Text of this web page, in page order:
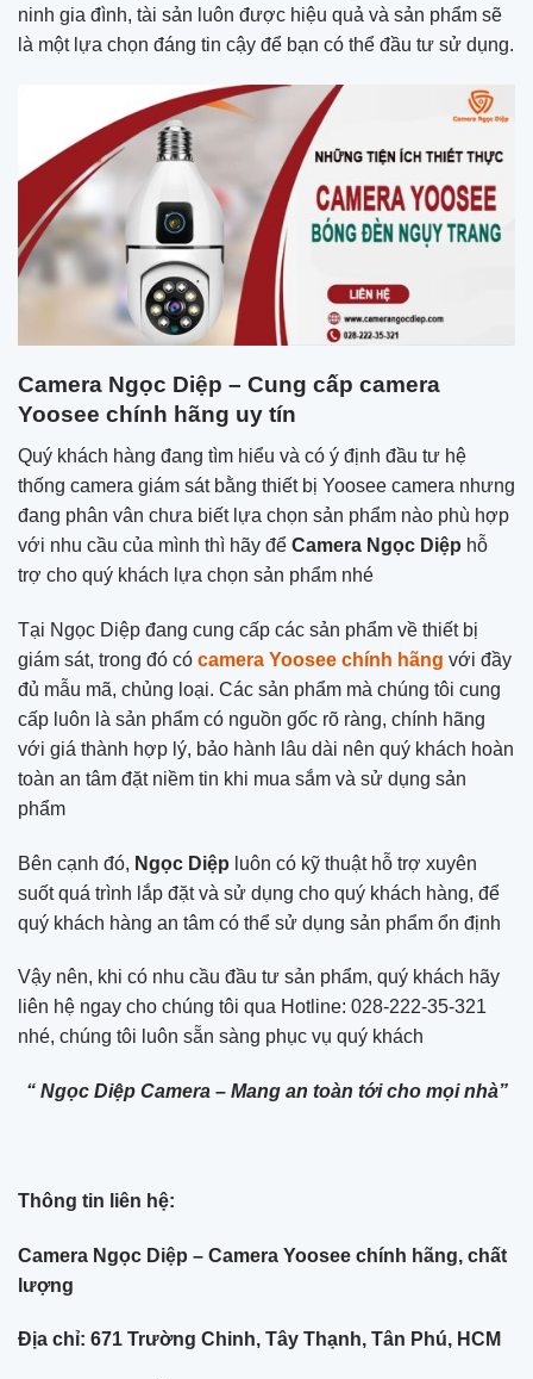
ninh gia đình, tài sản luôn được hiệu quả và sản phẩm sẽ
là một lựa chọn đáng tin cậy để bạn có thể đầu tư sử dụng.
Camera Ngọc Diệp – Cung cấp camera
Yoosee chính hãng uy tín
Quý khách hàng đang tìm hiểu và có ý định đầu tư hệ
thống camera giám sát bằng thiết bị Yoosee camera nhưng
đang phân vân chưa biết lựa chọn sản phẩm nào phù hợp
với nhu cầu của mình thì hãy để Camera Ngọc Diệp hỗ
trợ cho quý khách lựa chọn sản phẩm nhé
Tại Ngọc Diệp đang cung cấp các sản phẩm về thiết bị
giám sát, trong đó có camera Yoosee chính hãng với đầy
đủ mẫu mã, chủng loại. Các sản phẩm mà chúng tôi cung
cấp luôn là sản phẩm có nguồn gốc rõ ràng, chính hãng
với giá thành hợp lý, bảo hành lâu dài nên quý khách hoàn
toàn an tâm đặt niềm tin khi mua sắm và sử dụng sản
phẩm
Bên cạnh đó, Ngọc Diệp luôn có kỹ thuật hỗ trợ xuyên
suốt quá trình lắp đặt và sử dụng cho quý khách hàng, để
quý khách hàng an tâm có thể sử dụng sản phẩm ổn định
Vậy nên, khi có nhu cầu đầu tư sản phẩm, quý khách hãy
liên hệ ngay cho chúng tôi qua Hotline: 028-222-35-321
nhé, chúng tôi luôn sẵn sàng phục vụ quý khách
“ Ngọc Diệp Camera – Mang an toàn tới cho mọi nhà”
Thông tin liên hệ:
Camera Ngọc Diệp – Camera Yoosee chính hãng, chất
lượng
Địa chỉ: 671 Trường Chinh, Tây Thạnh, Tân Phú, HCM